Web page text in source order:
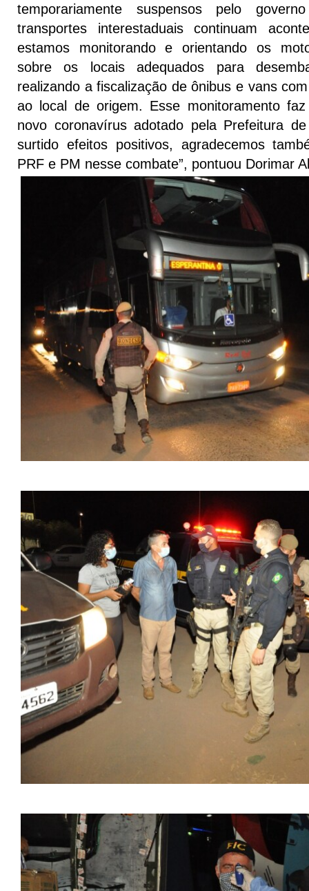
temporariamente suspensos pelo
transportes interestaduais continuam
estamos monitorando e orientando os
sobre os locais adequados para
realizando a fiscalização de ônibus e vans
ao local de origem. Esse monitoramento
novo coronavírus adotado pela Prefeitura
surtido efeitos positivos, agradecemos
PRF e PM nesse combate”, pontuou Dorimar